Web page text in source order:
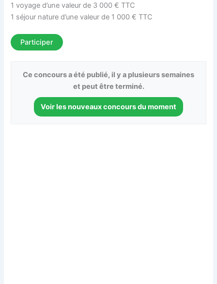
1 voyage d’une valeur de 3 000 € TTC
1 séjour nature d’une valeur de 1 000 € TTC
Participer
Ce concours a été publié, il y a plusieurs semaines
et peut être terminé.
Voir les nouveaux concours du moment